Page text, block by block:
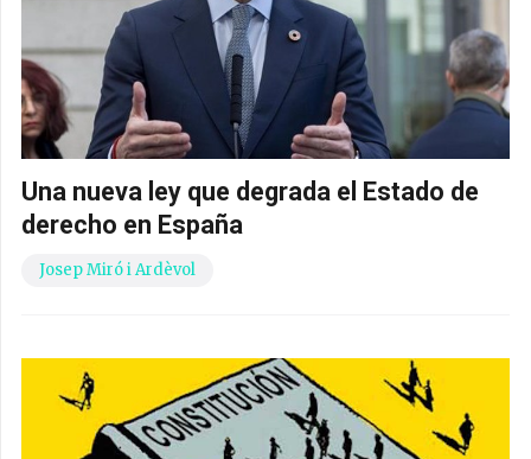
Una nueva ley que degrada el Estado de
derecho en España
Josep Miró i Ardèvol